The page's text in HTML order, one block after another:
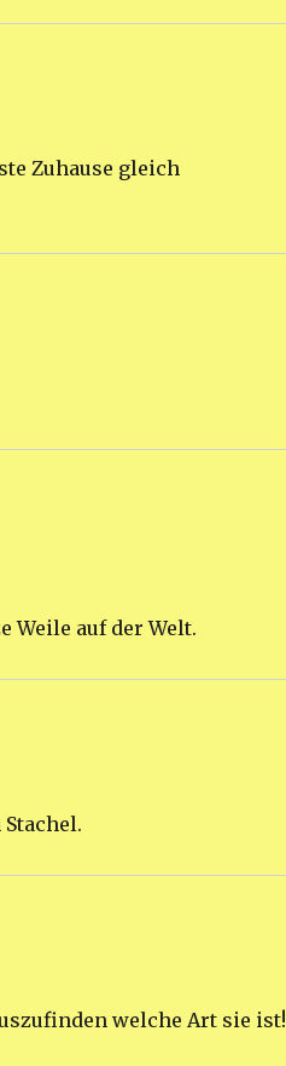
Zuhause gleich
Weile auf der Welt.
welche Art sie ist!